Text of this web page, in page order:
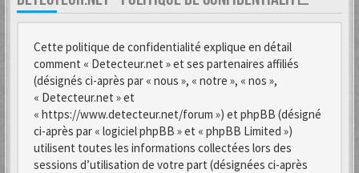
Cette politique de confidentialité explique en détail
comment « Detecteur.net » et ses partenaires affiliés
(désignés ci-après par « nous », « notre », « nos »,
« Detecteur.net » et
« https://www.detecteur.net/forum ») et phpBB (désigné
ci-après par « logiciel phpBB » et « phpBB Limited »)
utilisent toutes les informations collectées lors des
sessions d’utilisation de votre part (désignées ci-après